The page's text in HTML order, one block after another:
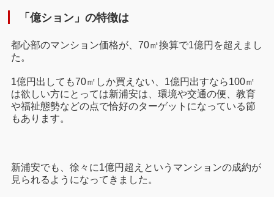
「億ション」の特徴は
都心部のマンション価格が、70㎡換算で1億円を超えまし
た。
1億円出しても70㎡しか買えない、1億円出すなら100㎡
は欲しい方にとっては新浦安は、環境や交通の便、教育
や福祉態勢などの点で恰好のターゲットになっている節
もあります。
新浦安でも、徐々に1億円超えというマンションの成約が
見られるようになってきました。